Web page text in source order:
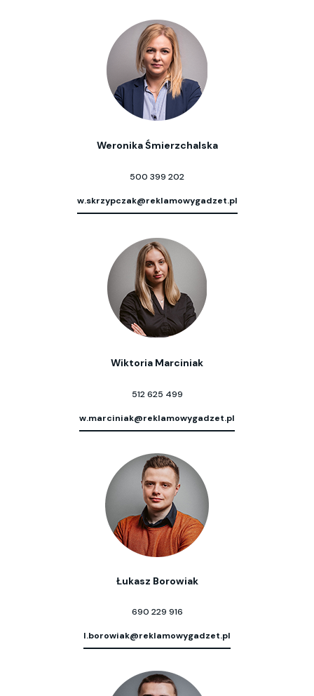
Weronika Śmierzchalska
500 399 202
w.skrzypczak@reklamowygadzet.pl
Wiktoria Marciniak
512 625 499
w.marciniak@reklamowygadzet.pl
Łukasz Borowiak
690 229 916
l.borowiak@reklamowygadzet.pl